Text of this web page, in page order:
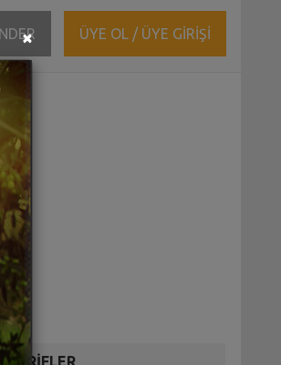
ÜYE OL / ÜYE GİRİŞİ
TARİFLER
×Close